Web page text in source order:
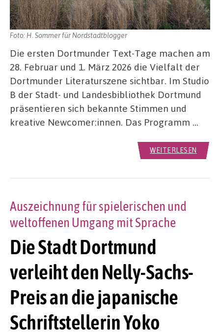
Foto: H. Sommer für Nordstadtblogger
Die ersten Dortmunder Text-Tage machen am
28. Februar und 1. März 2026 die Vielfalt der
Dortmunder Literaturszene sichtbar. Im Studio
B der Stadt- und Landesbibliothek Dortmund
präsentieren sich bekannte Stimmen und
kreative Newcomer:innen. Das Programm …
WEITERLESEN
Die Stadt Dortmund
verleiht den Nelly-Sachs-
Preis an die japanische
Schriftstellerin Yoko
Auszeichnung für spielerischen und
weltoffenen Umgang mit Sprache